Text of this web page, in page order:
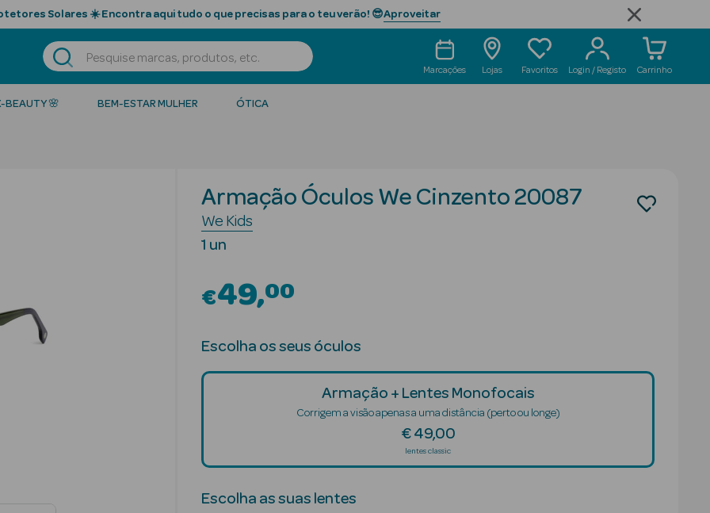
Solares ☀️ Encontra aqui tudo o que precisas para o teu verão! 😎Aproveitar
Marcações Lojas Favoritos Login / Registo Carrinho
BEAUTY 🌸 BEM-ESTAR MULHER ÓTICA
Armação Óculos We Cinzento 20087
We Kids
1 un
€49 00
Escolha os seus óculos
Armação + Lentes Monofocais
Corrigem a visão apenas a uma distância (perto ou longe)
€ 49,00
lentes classic
Escolha as suas lentes